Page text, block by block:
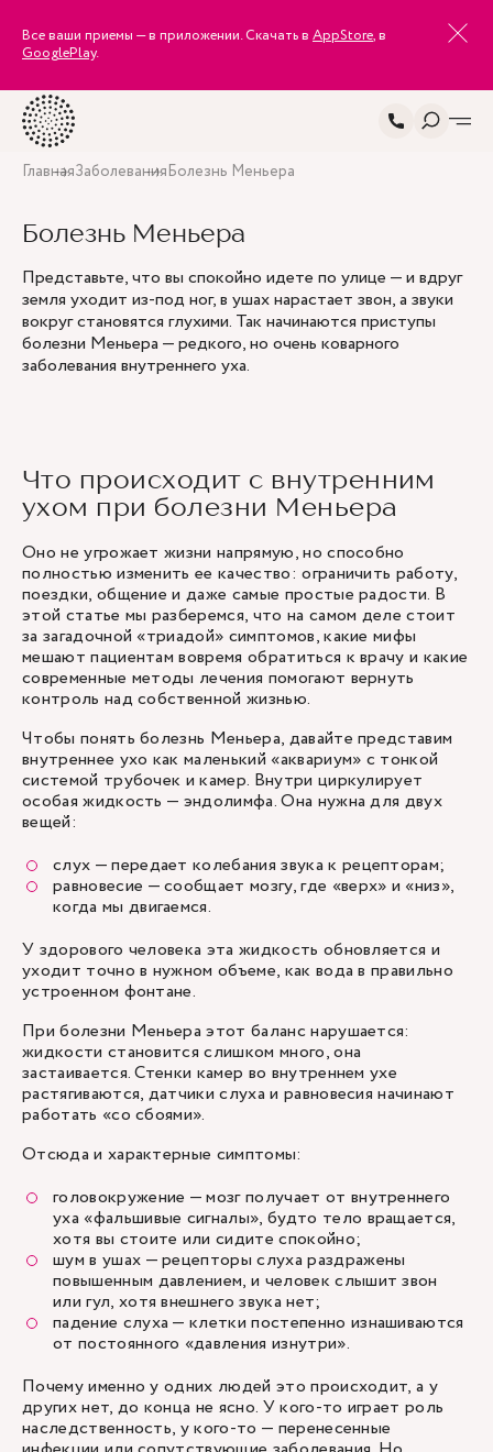
Все ваши приемы — в приложении. Скачать в AppStore, в
GooglePlay.
ГлавнаяЗаболеванияБолезнь Меньера
Болезнь Меньера
Представьте, что вы спокойно идете по улице — и вдруг
земля уходит из-под ног, в ушах нарастает звон, а звуки
вокруг становятся глухими. Так начинаются приступы
болезни Меньера — редкого, но очень коварного
заболевания внутреннего уха.
Что происходит с внутренним
ухом при болезни Меньера
Оно не угрожает жизни напрямую, но способно
полностью изменить ее качество: ограничить работу,
поездки, общение и даже самые простые радости. В
этой статье мы разберемся, что на самом деле стоит
за загадочной «триадой» симптомов, какие мифы
мешают пациентам вовремя обратиться к врачу и какие
современные методы лечения помогают вернуть
контроль над собственной жизнью.
Чтобы понять болезнь Меньера, давайте представим
внутреннее ухо как маленький «аквариум» с тонкой
системой трубочек и камер. Внутри циркулирует
особая жидкость — эндолимфа. Она нужна для двух
вещей:
слух — передает колебания звука к рецепторам;
равновесие — сообщает мозгу, где «верх» и «низ»,
когда мы двигаемся.
У здорового человека эта жидкость обновляется и
уходит точно в нужном объеме, как вода в правильно
устроенном фонтане.
При болезни Меньера этот баланс нарушается:
жидкости становится слишком много, она
застаивается. Стенки камер во внутреннем ухе
растягиваются, датчики слуха и равновесия начинают
работать «со сбоями».
Отсюда и характерные симптомы:
головокружение — мозг получает от внутреннего
уха «фальшивые сигналы», будто тело вращается,
хотя вы стоите или сидите спокойно;
шум в ушах — рецепторы слуха раздражены
повышенным давлением, и человек слышит звон
или гул, хотя внешнего звука нет;
падение слуха — клетки постепенно изнашиваются
от постоянного «давления изнутри».
Почему именно у одних людей это происходит, а у
других нет, до конца не ясно. У кого-то играет роль
наследственность, у кого-то — перенесенные